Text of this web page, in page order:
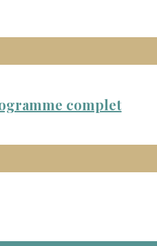
complet